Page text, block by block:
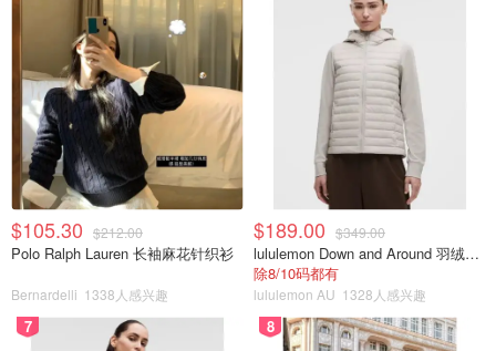
$105.30 $212.00
Polo Ralph Lauren 长袖麻花针织衫
Bernardelli 1338人感兴趣
$189.00 $349.00
lululemon Down and Around 羽绒夹克
除8/10码都有
lululemon AU 1328人感兴趣
7 8